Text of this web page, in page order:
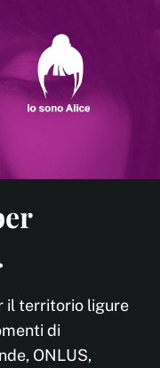
il territorio ligure
di
ONLUS,